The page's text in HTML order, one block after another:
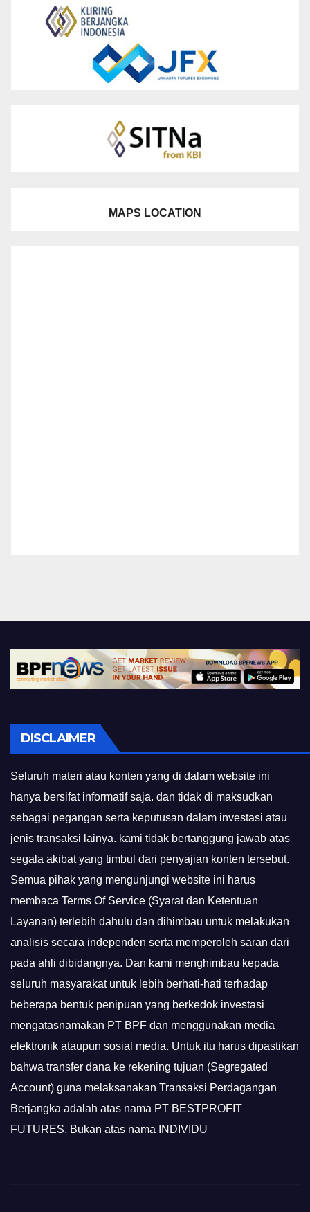
MAPS LOCATION
DISCLAIMER
Seluruh materi atau konten yang di dalam website ini
hanya bersifat informatif saja. dan tidak di maksudkan
sebagai pegangan serta keputusan dalam investasi atau
jenis transaksi lainya. kami tidak bertanggung jawab atas
segala akibat yang timbul dari penyajian konten tersebut.
Semua pihak yang mengunjungi website ini harus
membaca Terms Of Service (Syarat dan Ketentuan
Layanan) terlebih dahulu dan dihimbau untuk melakukan
analisis secara independen serta memperoleh saran dari
pada ahli dibidangnya. Dan kami menghimbau kepada
seluruh masyarakat untuk lebih berhati-hati terhadap
beberapa bentuk penipuan yang berkedok investasi
mengatasnamakan PT BPF dan menggunakan media
elektronik ataupun sosial media. Untuk itu harus dipastikan
bahwa transfer dana ke rekening tujuan (Segregated
Account) guna melaksanakan Transaksi Perdagangan
Berjangka adalah atas nama PT BESTPROFIT
FUTURES, Bukan atas nama INDIVIDU